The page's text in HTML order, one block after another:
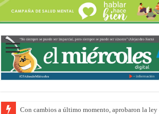
Con cambios a último momento, aprobaron la
Adopción en Entre Ríos: el 35% de los 90 niños,